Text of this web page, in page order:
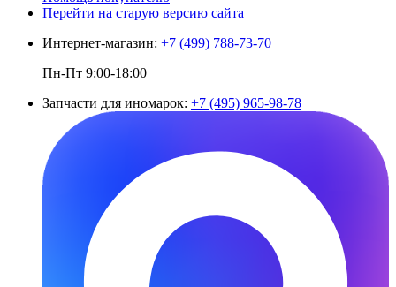
Перейти на старую версию сайта
Интернет-магазин: +7 (499) 788-73-70
Пн-Пт 9:00-18:00
Запчасти для иномарок: +7 (495) 965-98-78